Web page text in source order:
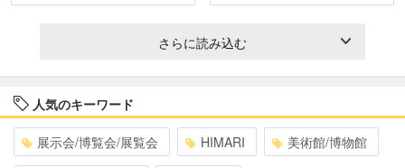
さらに読み込む
人気のキーワード
展示会/博覧会/展覧会 HIMARI 美術館/博物館